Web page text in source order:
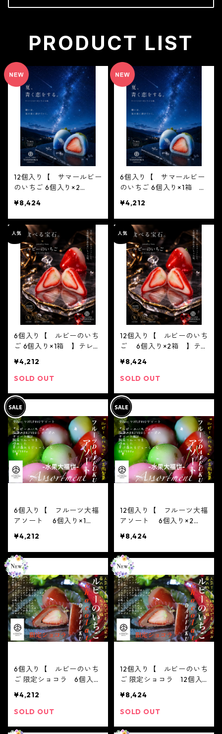
PRODUCT LIST
12個入り【 サマールビー
のいちご 6個入り×2
ンストップ放送されまし
た！※配送日時指定必須1
日限定20個 ジュエリー
ボックス いちご DAIF
UKU ありがとう
２０２１ spring 春 イ
チゴ 大福 フルーツ大
福 お取り寄せ テレビで
話題
¥8,424
6個入り【 サマールビー
のいちご 6個入り×1箱 】
ップ放送されました！※配
送日時指定必須1日限定20
個 ジュエリーボックス
いちご DAIFUKU
ありがとう ２０２１
spring 春 イチゴ 大
福 フルーツ大福 お取り
寄せ テレビで話題
¥4,212
6個入り【 ルビーのいち
ご 6個入り×1箱 】テレビ
送されました！※配送日時
指定必須1日限定20個 ジ
ご DAIFUKU あり
がとう ２０２１ spri
ng 春 イチゴ 大福
フルーツ大福 お取り寄
せ テレビで話題
¥4,212
SOLD OUT
12個入り【 ルビーのいち
ご 6個入り×2箱 】テ
プ放送されました！※配送
日時指定必須1日限定20
いちご DAIFUKU
ありがとう ２０２１
spring 春 イチゴ 大
福 フルーツ大福 お取り
寄せ テレビで話題
¥8,424
SOLD OUT
6個入り【 フルーツ大福
アソート 6個入り×1
セット【フルーツ大福】お
まかせ6個入り※配送日時
指定必須 かわいい フ
ルーツ大福 人気 テレビ
で話題 中元 贈り物 フ
ルーツ ギフト
¥4,212
12個入り【 フルーツ大福
アソート 6個入り×2
セット【フルーツ大福】お
まかせ6個入り※配送日時
指定必須 かわいい フ
ルーツ大福 人気 テレビ
で話題 中元 贈り物 フ
ルーツ ギフト
¥8,424
6個入り【 ルビーのいち
ご 限定ショコラ 6個入
ンストップ放送されまし
た！※配送日時指定必須
ちご DAIFUKU あ
¥4,212
SOLD OUT
12個入り【 ルビーのいち
ご 限定ショコラ 12個入
ンストップ放送されまし
た！※配送日時指定必須
ちご DAIFUKU あ
¥8,424
SOLD OUT